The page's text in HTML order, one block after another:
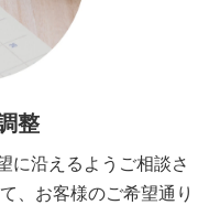
整
に沿えるようご相談さ
、お客様のご希望通り